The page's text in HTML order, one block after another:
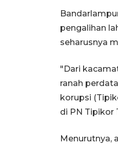
pengalihan
seharusnya
"Dari
ranah
korupsi
di PN Tipikor
Menurutnya,